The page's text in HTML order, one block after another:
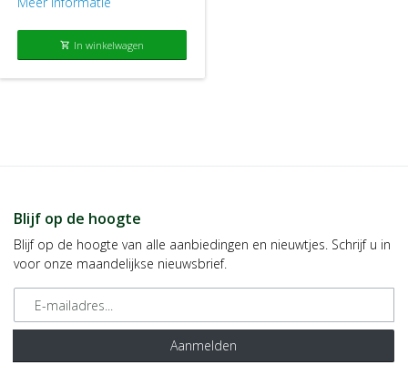
shopping_cart In winkelwagen
Blijf op de hoogte
Blijf op de hoogte van alle aanbiedingen en nieuwtjes. Schrijf u in
voor onze maandelijkse nieuwsbrief.
E-mailadres
Aanmelden